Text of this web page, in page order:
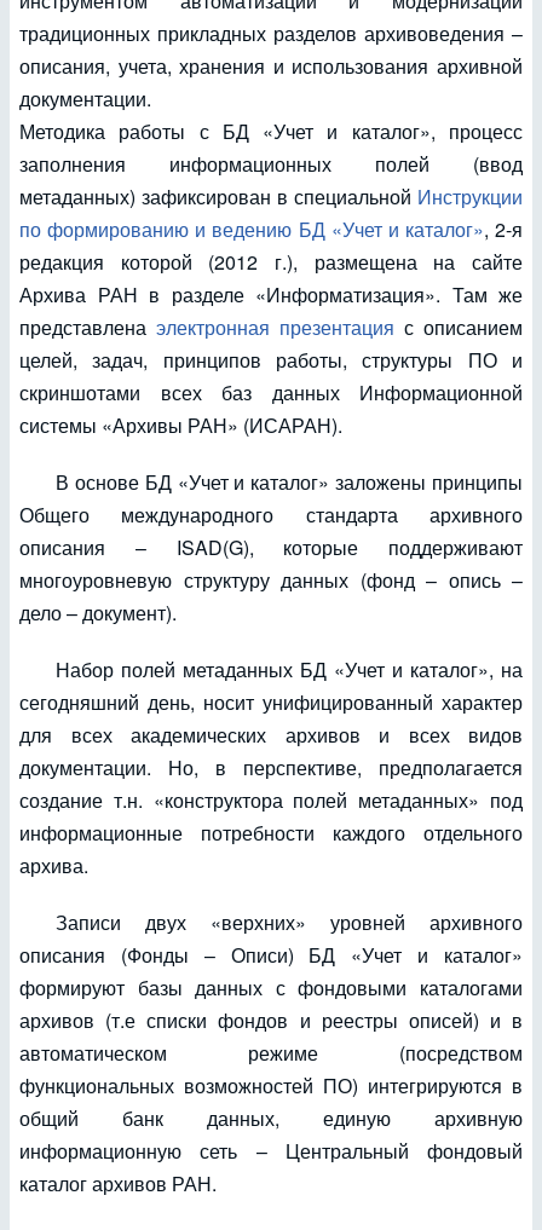
традиционных прикладных разделов архивоведения –
описания, учета, хранения и использования архивной
документации.
Методика работы с БД «Учет и каталог», процесс
заполнения информационных полей (ввод
метаданных) зафиксирован в специальной Инструкции
по формированию и ведению БД «Учет и каталог», 2-я
редакция которой (2012 г.), размещена на сайте
Архива РАН в разделе «Информатизация». Там же
представлена электронная презентация с описанием
целей, задач, принципов работы, структуры ПО и
скриншотами всех баз данных Информационной
системы «Архивы РАН» (ИСАРАН).
В основе БД «Учет и каталог» заложены принципы
Общего международного стандарта архивного
описания – ISAD(G), которые поддерживают
многоуровневую структуру данных (фонд – опись –
дело – документ).
Набор полей метаданных БД «Учет и каталог», на
сегодняшний день, носит унифицированный характер
для всех академических архивов и всех видов
документации. Но, в перспективе, предполагается
создание т.н. «конструктора полей метаданных» под
информационные потребности каждого отдельного
архива.
Записи двух «верхних» уровней архивного
описания (Фонды – Описи) БД «Учет и каталог»
формируют базы данных с фондовыми каталогами
архивов (т.е списки фондов и реестры описей) и в
автоматическом режиме (посредством
функциональных возможностей ПО) интегрируются в
общий банк данных, единую архивную
информационную сеть – Центральный фондовый
каталог архивов РАН.